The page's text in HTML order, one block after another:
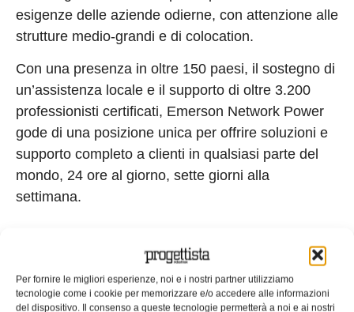
Per fornire le migliori esperienze, noi e i nostri partner utilizziamo
tecnologie come i cookie per memorizzare e/o accedere alle informazioni
del dispositivo. Il consenso a queste tecnologie permetterà a noi e ai nostri
esigenze delle aziende odierne, con attenzione alle
strutture medio-grandi e di colocation.
Con una presenza in oltre 150 paesi, il sostegno di
un’assistenza locale e il supporto di oltre 3.200
professionisti certificati, Emerson Network Power
gode di una posizione unica per offrire soluzioni e
supporto completo a clienti in qualsiasi parte del
mondo, 24 ore al giorno, sette giorni alla
settimana.
“La soluzione Liebert EFC e la Evaporative Cooling
Validation Area sono un complemento vitale al
nostro portfolio Thermal Management. Offrono ai